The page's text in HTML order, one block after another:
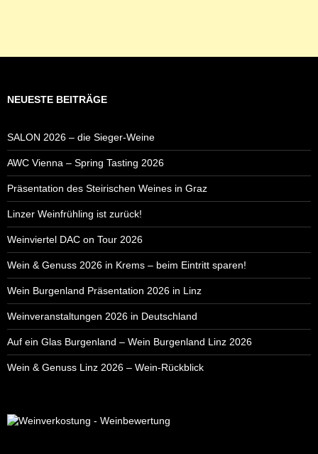
NEUESTE BEITRÄGE
SALON 2026 – die Sieger-Weine
AWC Vienna – Spring Tasting 2026
Präsentation des Steirischen Weines in Graz
Linzer Weinfrühling ist zurück!
Weinviertel DAC on Tour 2026
Wein & Genuss 2026 in Krems – beim Eintritt sparen!
Wein Burgenland Präsentation 2026 in Linz
Weinveranstaltungen 2026 in Deutschland
Auf ein Glas Burgenland – Wein Burgenland Linz 2026
Wein & Genuss Linz 2026 – Wein-Rückblick